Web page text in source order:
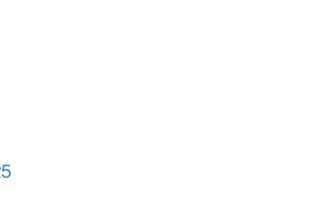
নলছিটিতে শ্রমিকদলের অবৈধ কমিটি
প্রকাশের অভিযোগ